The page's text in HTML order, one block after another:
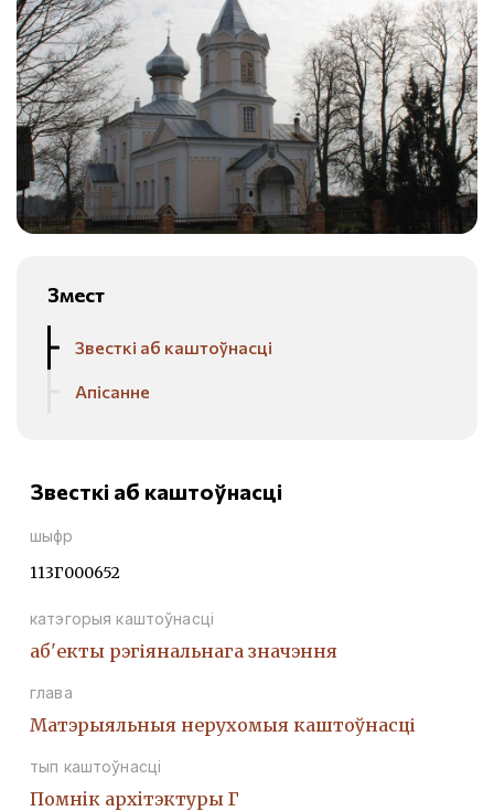
Змест
Звесткі аб каштоўнасці
Апісанне
Звесткі аб каштоўнасці
шыфр
113Г000652
катэгорыя каштоўнасці
аб'екты рэгіянальнага значэння
глава
Матэрыяльныя нерухомыя каштоўнасці
тып каштоўнасці
Помнiк архiтэктуры Г